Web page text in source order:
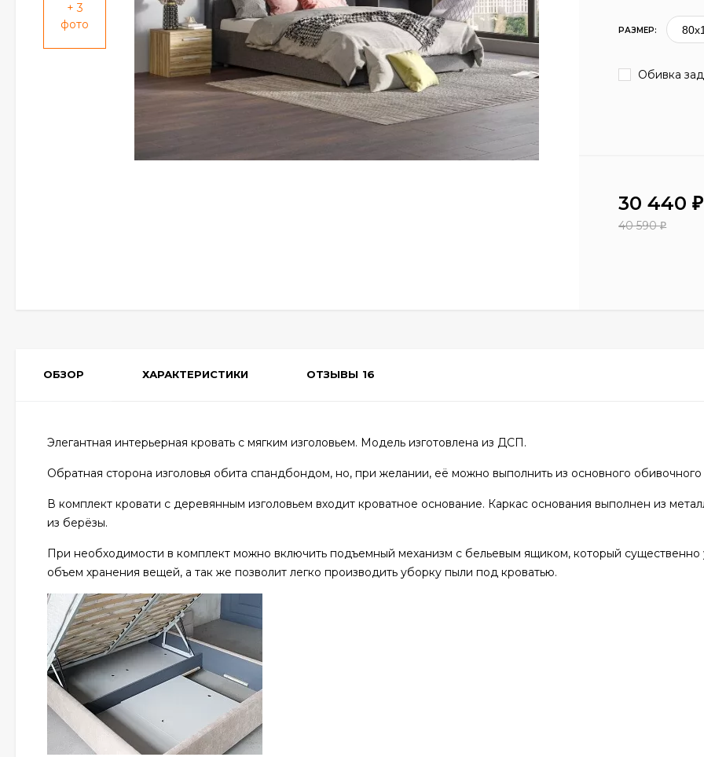
+ 3
фото
РАЗМЕР:
Обивка
30 440₽
40 590₽
ОБЗОР ХАРАКТЕРИСТИКИ ОТЗЫВЫ 16
Элегантная интерьерная кровать с мягким изголовьем. Модель изготовлена из ДСП.
Обратная сторона изголовья обита спандбондом, но, при желании, её можно выполнить из основного обивочного
В комплект кровати с деревянным изголовьем входит кроватное основание. Каркас основания выполнен из
из берёзы.
При необходимости в комплект можно включить подъемный механизм с бельевым ящиком, который существенно
объем хранения вещей, а так же позволит легко производить уборку пыли под кроватью.